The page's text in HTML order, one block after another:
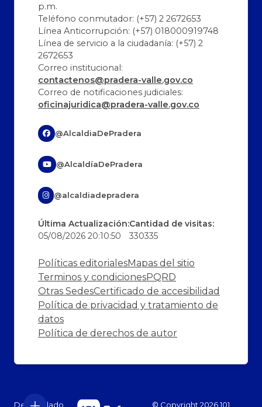
p.m.
Teléfono conmutador: (+57) 2 2672653
Línea Anticorrupción: (+57) 018000919748
Línea de servicio a la ciudadanía: (+57) 2
2672653
Correo institucional:
contactenos@pradera-valle.gov.co
Correo de notificaciones judiciales:
oficinajuridica@pradera-valle.gov.co
@AlcaldiaDePradera
@AlcaldíaDePradera
@alcaldiadepradera
Última Actualización:
05/08/2026 20:10:50
Cantidad de visitas:
330335
Políticas editorialesMapas del sitio
Terminos y condicionesPQRD
Otras SedesCertificado de accesibilidad
Política de privacidad y tratamiento de
datos
Política de derechos de autor
Desarrollado © Copyright2026101